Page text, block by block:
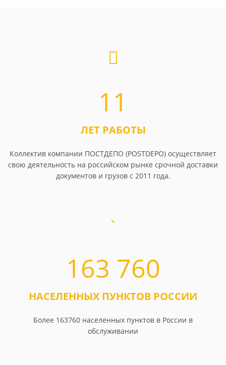
11
ЛЕТ РАБОТЫ
Коллектив компании ПОСТДЕПО (POSTDEPO) осуществляет
свою деятельность на российском рынке срочной доставки
документов и грузов с 2011 года.
163 760
НАСЕЛЕННЫХ ПУНКТОВ РОССИИ
Более 163760 населенных пунктов в России в
обслуживании